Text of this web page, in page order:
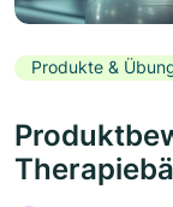
Produkte &